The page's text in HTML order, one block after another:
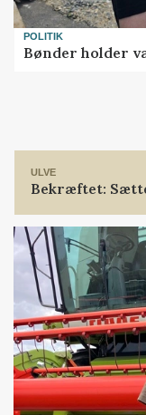
POLITIK
Bønder holder
ULVE
Bekræftet: